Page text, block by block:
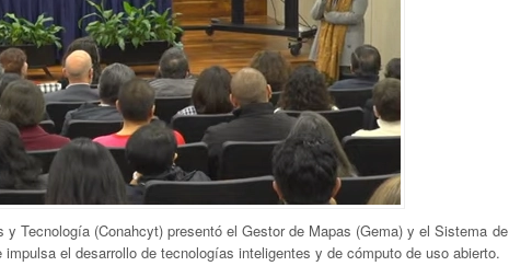
Tecnología (Conahcyt) presentó el Gestor de Mapas (Gema) y el Sistema de
el desarrollo de tecnologías inteligentes y de cómputo de uso abierto.